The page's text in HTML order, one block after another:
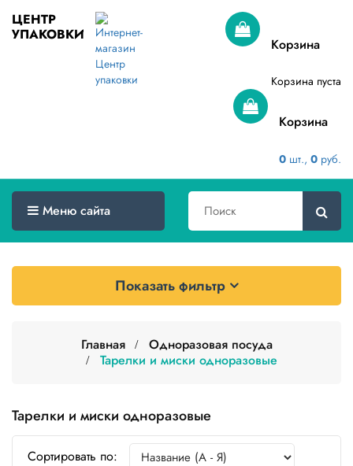
ЦЕНТР
УПАКОВКИ
Корзина
Корзина пуста
Корзина
0 шт., 0 руб.
Меню сайта
Меню
Сертификаты
О
Крафт
упаковка
Показать фильтр
Главная
Одноразовая посуда
Тарелки и миски одноразовые
Тарелки и миски одноразовые
Сортировать по: